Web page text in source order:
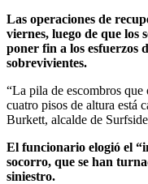
Las operaciones de
viernes, luego de que los
poner fin a los esfuerzos
sobrevivientes.
“La pila de escombros
cuatro pisos de altura está
Burkett, alcalde de
El funcionario elogió el
socorro, que se han
siniestro.